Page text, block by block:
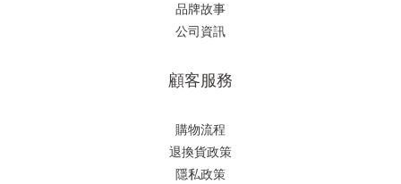
品牌故事
公司資訊
顧客服務
購物流程
退換貨政策
隱私政策